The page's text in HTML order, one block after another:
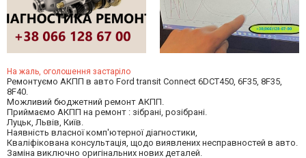
На жаль, оголошення застаріло
Ремонтуємо АКПП в авто Ford transit Connect 6DCT450, 6F35, 8F35,
8F40.
Можливий бюджетний ремонт АКПП.
Приймаємо АКПП на ремонт : зібрані, розібрані.
Луцьк, Львів, Київ.
Наявність власної комп'ютерної діагностики,
Кваліфікована консультація, щодо виявлених несправностей в авто.
Заміна виключно оригінальних нових деталей.